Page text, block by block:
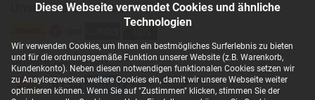
Diese Webseite verwendet Cookies und ähnliche
Technologien
Wir verwenden Cookies, um Ihnen ein bestmögliches Surferlebnis zu bieten
und für die ordnungsgemäße Funktion unserer Website (z.B. Warenkorb,
Kundenkonto). Neben diesen notwendigen funktionalen Cookies setzen wir
zu Anaylsezwecken weitere Cookies ein, damit wir unsere Webseite weiter
optimieren können. Wenn Sie auf "Zustimmen" klicken, stimmen Sie der
Unsere Versandarten
Unsere Zahlarten